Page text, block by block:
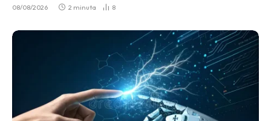
08/08/2026 2 minuta 8